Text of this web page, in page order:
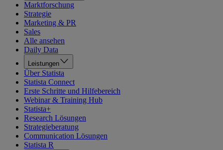
Marktforschung
Strategie
Marketing & PR
Sales
Alle ansehen
Daily Data
Leistungen
Über Statista
Statista Connect
Erste Schritte und Hilfebereich
Webinar & Training Hub
Statista+
Research Lösungen
Strategieberatung
Communication Lösungen
Statista R